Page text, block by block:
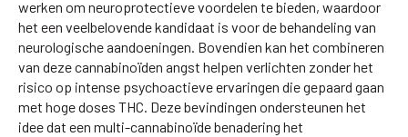
werken om neuroprotectieve voordelen te bieden, waardoor
het een veelbelovende kandidaat is voor de behandeling van
neurologische aandoeningen. Bovendien kan het combineren
van deze cannabinoïden angst helpen verlichten zonder het
risico op intense psychoactieve ervaringen die gepaard gaan
met hoge doses THC. Deze bevindingen ondersteunen het
idee dat een multi-cannabinoïde benadering het